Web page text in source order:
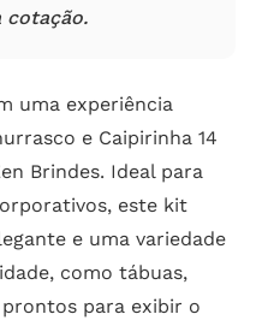
cotação.
uma experiência
e Caipirinha 14
Brindes. Ideal para
este kit
e uma variedade
como tábuas,
para exibir o